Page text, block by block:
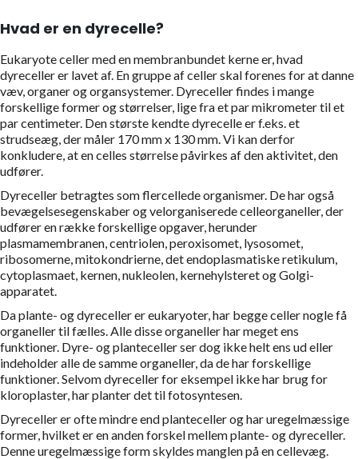
Hvad er en dyrecelle?
Eukaryote celler med en membranbundet kerne er, hvad
dyreceller er lavet af. En gruppe af celler skal forenes for at danne
væv, organer og organsystemer. Dyreceller findes i mange
forskellige former og størrelser, lige fra et par mikrometer til et
par centimeter. Den største kendte dyrecelle er f.eks. et
strudseæg, der måler 170 mm x 130 mm. Vi kan derfor
konkludere, at en celles størrelse påvirkes af den aktivitet, den
udfører.
Dyreceller betragtes som flercellede organismer. De har også
bevægelsesegenskaber og velorganiserede celleorganeller, der
udfører en række forskellige opgaver, herunder
plasmamembranen, centriolen, peroxisomet, lysosomet,
ribosomerne, mitokondrierne, det endoplasmatiske retikulum,
cytoplasmaet, kernen, nukleolen, kernehylsteret og Golgi-
apparatet.
Da plante- og dyreceller er eukaryoter, har begge celler nogle få
organeller til fælles. Alle disse organeller har meget ens
funktioner. Dyre- og planteceller ser dog ikke helt ens ud eller
indeholder alle de samme organeller, da de har forskellige
funktioner. Selvom dyreceller for eksempel ikke har brug for
kloroplaster, har planter det til fotosyntesen.
Dyreceller er ofte mindre end planteceller og har uregelmæssige
former, hvilket er en anden forskel mellem plante- og dyreceller.
Denne uregelmæssige form skyldes manglen på en cellevæg.